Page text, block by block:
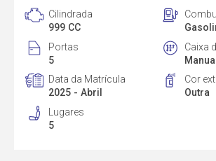
Cilindrada
999 CC
Portas
5
Caixa
Data da Matrícula
2025 - Abril
Cor
Outra
Lugares
5